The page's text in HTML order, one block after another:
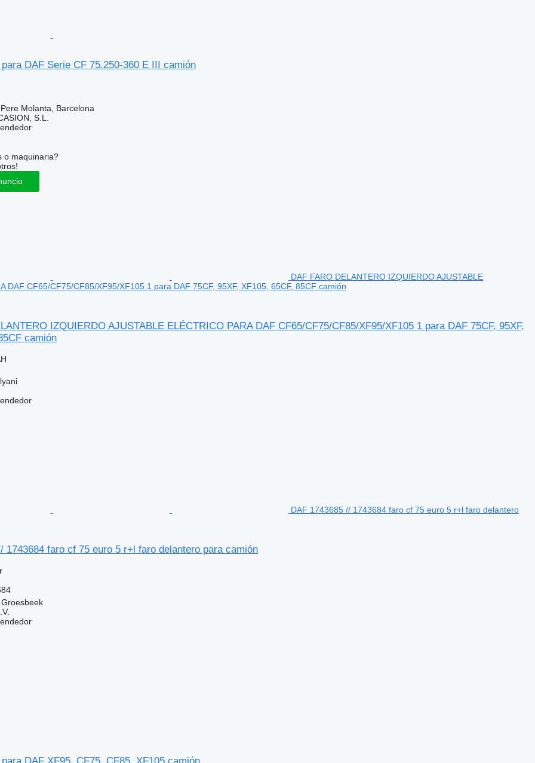
DAF Serie CF 75.250-360 E III camión
Molanta, Barcelona
S.L.
o maquinaria?
DAF FARO DELANTERO IZQUIERDO AJUSTABLE
DAF CF65/CF75/CF85/XF95/XF105 1 para DAF 75CF, 95XF, XF105, 65CF, 85CF camión
IZQUIERDO AJUSTABLE ELÉCTRICO PARA DAF CF65/CF75/CF85/XF95/XF105 1 para DAF 75CF, 95XF,
camión
DAF 1743685 // 1743684 faro cf 75 euro 5 r+l faro delantero
1743684 faro cf 75 euro 5 r+l faro delantero para camión